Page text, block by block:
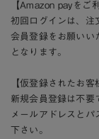
【Amazon payをご
初回ログインは、注
会員登録をお願いい
となります。
【仮登録されたお客
新規会員登録は不要
メールアドレスとパ
下さい。